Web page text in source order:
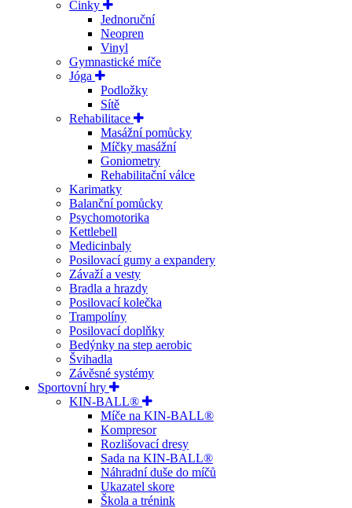
Činky
Jednoruční
Neopren
Vinyl
Gymnastické míče
Jóga
Podložky
Sítě
Rehabilitace
Masážní pomůcky
Míčky masážní
Goniometry
Rehabilitační válce
Karimatky
Balanční pomůcky
Psychomotorika
Kettlebell
Medicinbaly
Posilovací gumy a expandery
Závaží a vesty
Bradla a hrazdy
Posilovací kolečka
Trampolíny
Posilovací doplňky
Bedýnky na step aerobic
Švihadla
Závěsné systémy
Sportovní hry
KIN-BALL®
Míče na KIN-BALL®
Kompresor
Rozlišovací dresy
Sada na KIN-BALL®
Náhradní duše do míčů
Ukazatel skore
Škola a trénink